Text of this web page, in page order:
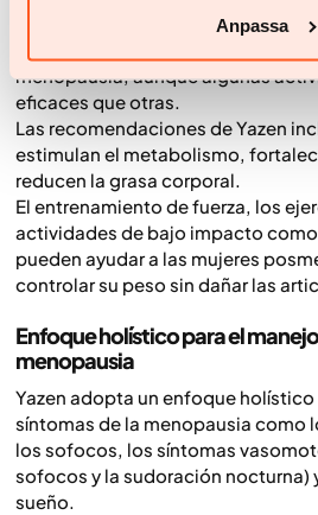
Anpassa
menopausia, aunque algunas
eficaces que otras.
Las recomendaciones de Yazen
estimulan el metabolismo,
reducen la grasa corporal.
El entrenamiento de fuerza, los
actividades de bajo impacto
pueden ayudar a las mujeres
controlar su peso sin dañar las
Enfoque holístico para el
menopausia
Yazen adopta un enfoque
síntomas de la menopausia como
los sofocos, los síntomas
sofocos y la sudoración nocturna)
sueño.